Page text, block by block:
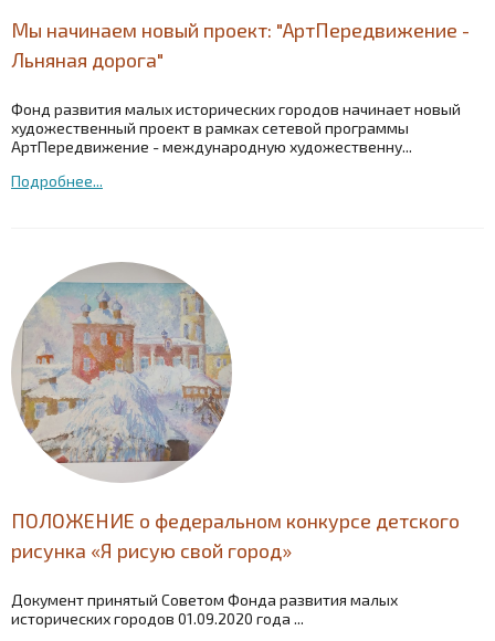
Мы начинаем новый проект: "АртПередвижение -
Льняная дорога"
Фонд развития малых исторических городов начинает новый
художественный проект в рамках сетевой программы
АртПередвижение - международную художественну...
Подробнее...
ПОЛОЖЕНИЕ о федеральном конкурсе детского
рисунка «Я рисую свой город»
Документ принятый Советом Фонда развития малых
исторических городов 01.09.2020 года ...